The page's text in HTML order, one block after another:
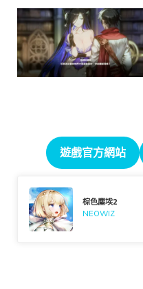
遊戲官方網站
棕色塵埃2
NEOWIZ